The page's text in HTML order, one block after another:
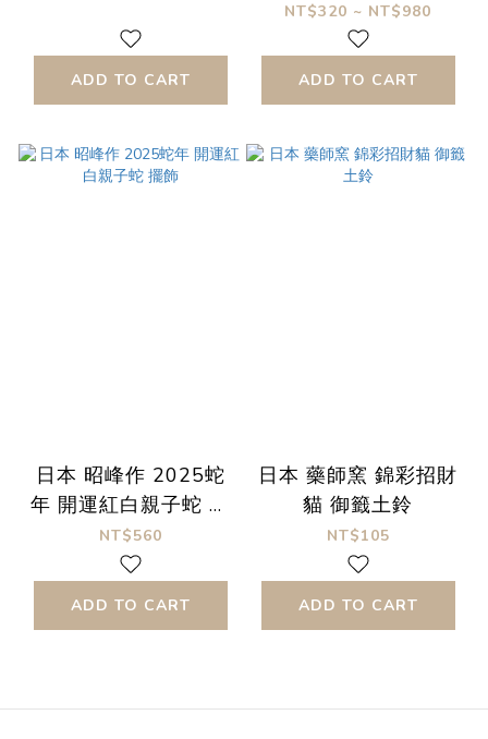
ADD TO CART
NT$320 ~ NT$980
ADD TO CART
日本 昭峰作 2025蛇
年 開運紅白親子蛇 擺
飾
NT$560
ADD TO CART
日本 藥師窯 錦彩招財
貓 御籤土鈴
NT$105
ADD TO CART